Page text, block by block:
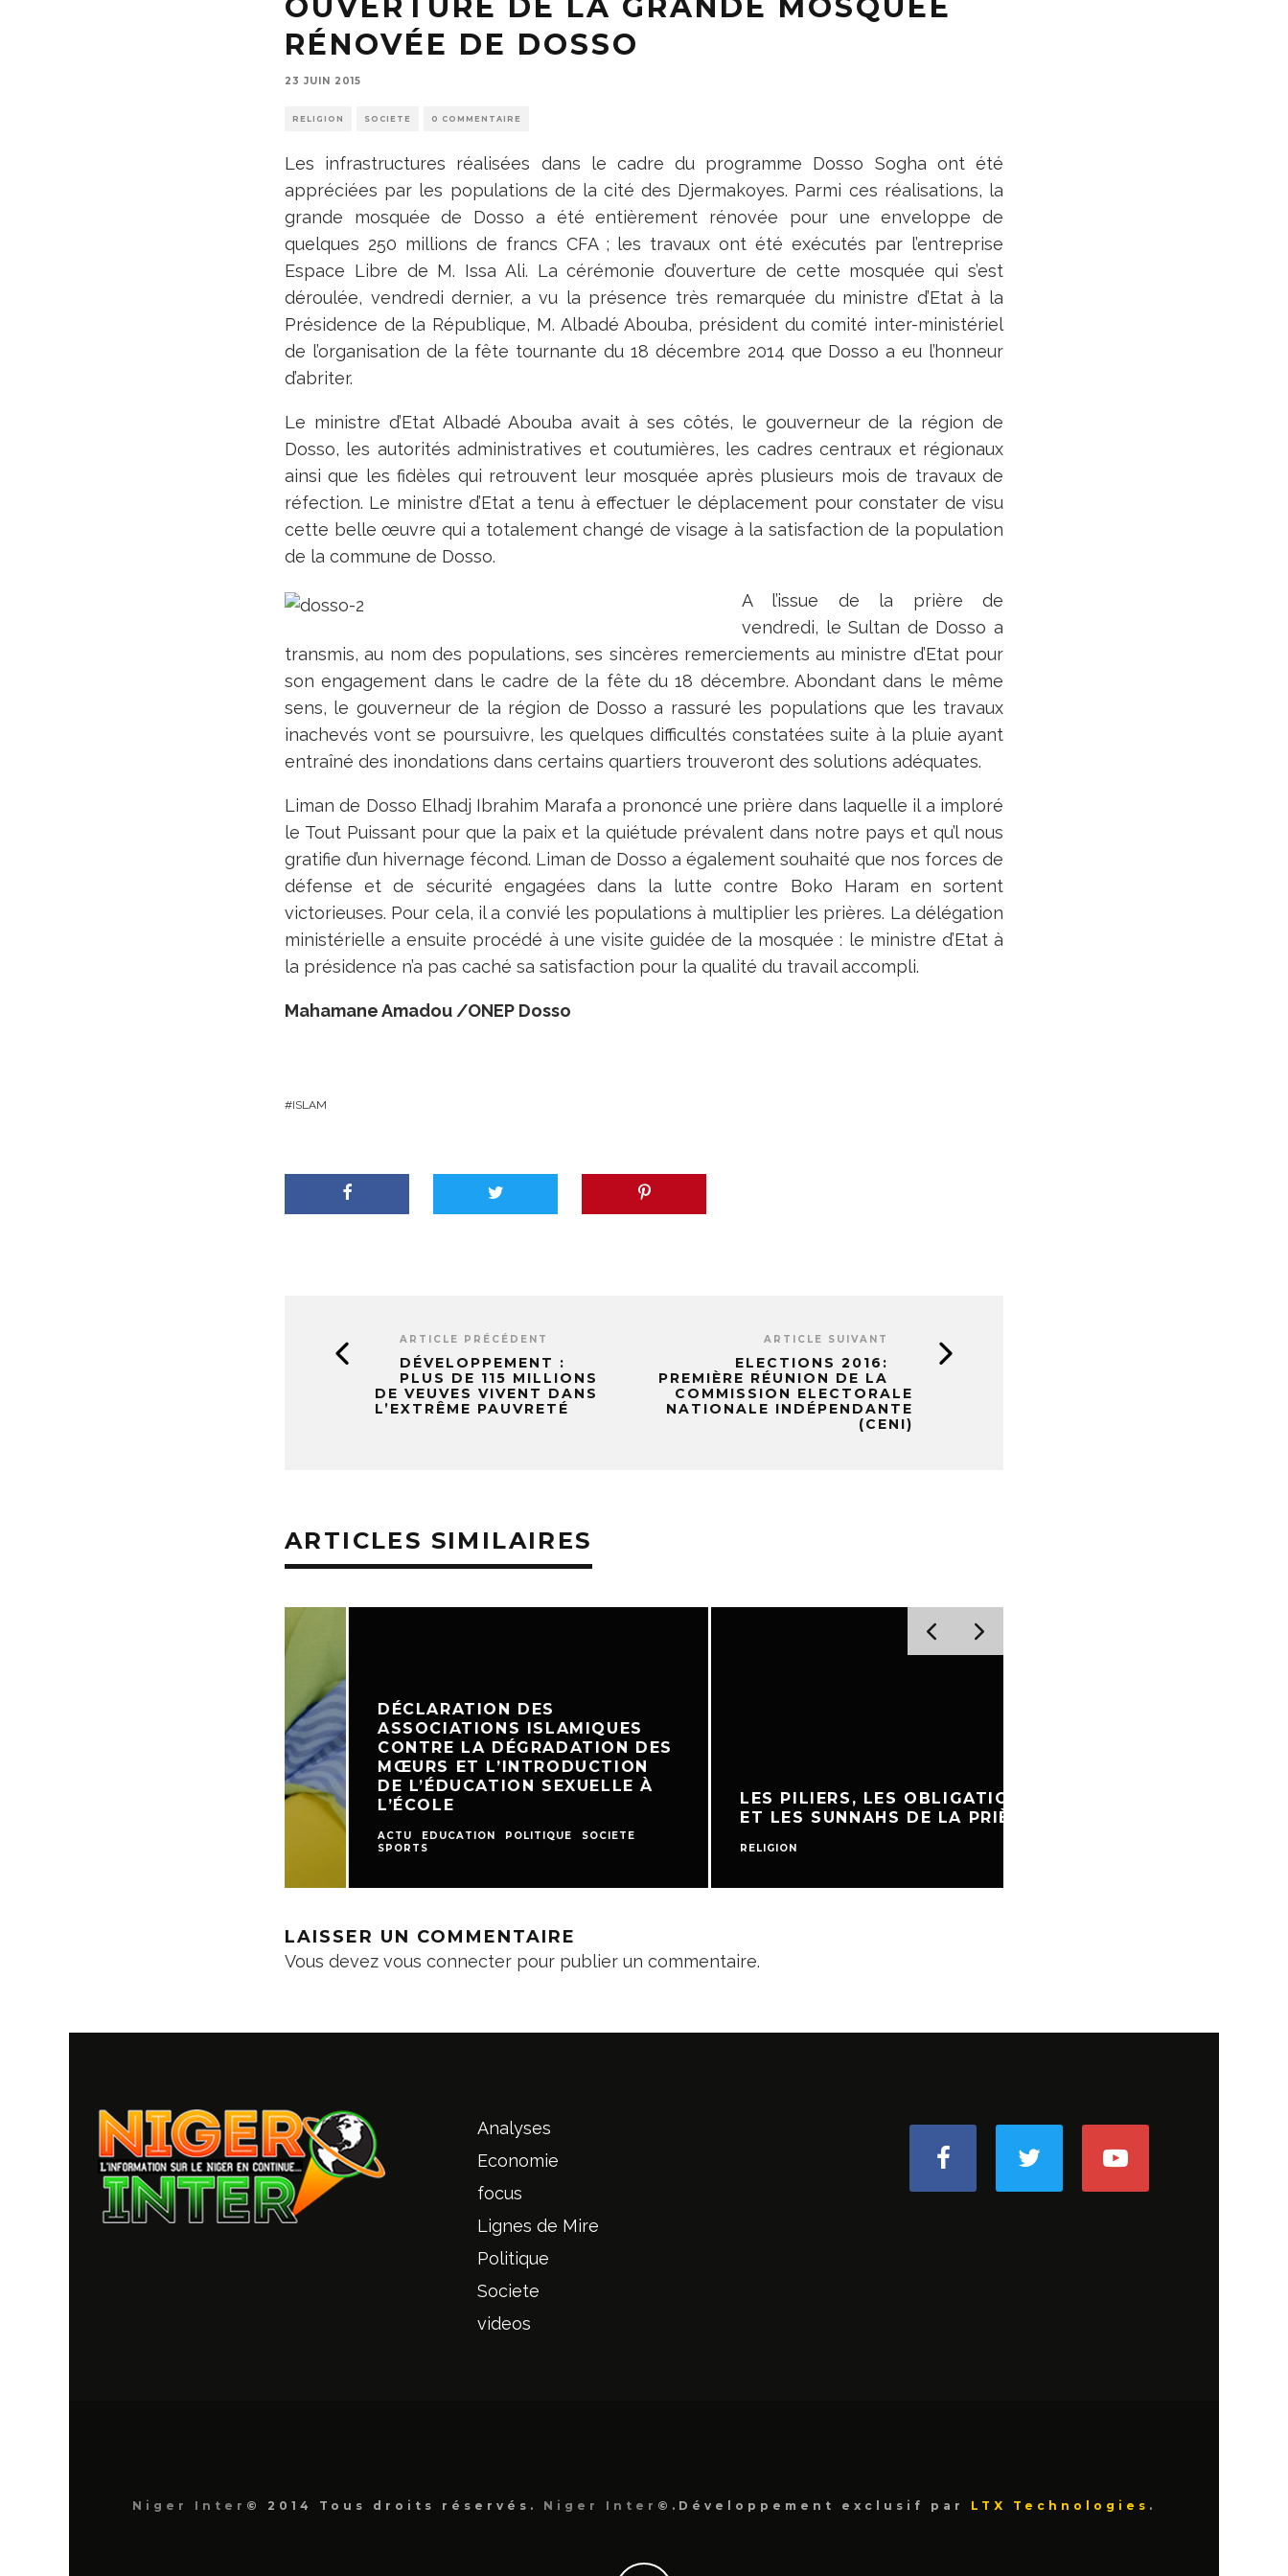
OUVERTURE DE LA GRANDE MOSQUÉE
RÉNOVÉE DE DOSSO
23 JUIN 2015
RELIGION SOCIETE 0 COMMENTAIRE
Les infrastructures réalisées dans le cadre du programme Dosso Sogha ont été
appréciées par les populations de la cité des Djermakoyes. Parmi ces réalisations, la
grande mosquée de Dosso a été entièrement rénovée pour une enveloppe de
quelques 250 millions de francs CFA ; les travaux ont été exécutés par l’entreprise
Espace Libre de M. Issa Ali. La cérémonie d’ouverture de cette mosquée qui s’est
déroulée, vendredi dernier, a vu la présence très remarquée du ministre d’Etat à la
Présidence de la République, M. Albadé Abouba, président du comité inter-ministériel
de l’organisation de la fête tournante du 18 décembre 2014 que Dosso a eu l’honneur
d’abriter.
Le ministre d’Etat Albadé Abouba avait à ses côtés, le gouverneur de la région de
Dosso, les autorités administratives et coutumières, les cadres centraux et régionaux
ainsi que les fidèles qui retrouvent leur mosquée après plusieurs mois de travaux de
réfection. Le ministre d’Etat a tenu à effectuer le déplacement pour constater de visu
cette belle œuvre qui a totalement changé de visage à la satisfaction de la population
de la commune de Dosso.
A l’issue de la prière de
vendredi, le Sultan de Dosso a
transmis, au nom des populations, ses sincères remerciements au ministre d’Etat pour
son engagement dans le cadre de la fête du 18 décembre. Abondant dans le même
sens, le gouverneur de la région de Dosso a rassuré les populations que les travaux
inachevés vont se poursuivre, les quelques difficultés constatées suite à la pluie ayant
entraîné des inondations dans certains quartiers trouveront des solutions adéquates.
Liman de Dosso Elhadj Ibrahim Marafa a prononcé une prière dans laquelle il a imploré
le Tout Puissant pour que la paix et la quiétude prévalent dans notre pays et qu’l nous
gratifie d’un hivernage fécond. Liman de Dosso a également souhaité que nos forces de
défense et de sécurité engagées dans la lutte contre Boko Haram en sortent
victorieuses. Pour cela, il a convié les populations à multiplier les prières. La délégation
ministérielle a ensuite procédé à une visite guidée de la mosquée : le ministre d’Etat à
la présidence n’a pas caché sa satisfaction pour la qualité du travail accompli.
Mahamane Amadou /ONEP Dosso
ISLAM
ARTICLE PRÉCÉDENT
DÉVELOPPEMENT :
PLUS DE 115 MILLIONS
DE VEUVES VIVENT DANS
L’EXTRÊME PAUVRETÉ
ARTICLE SUIVANT
ELECTIONS 2016:
PREMIÈRE RÉUNION DE LA
COMMISSION ELECTORALE
NATIONALE INDÉPENDANTE
(CENI)
ARTICLES SIMILAIRES
DÉCLARATION DES
ASSOCIATIONS ISLAMIQUES
CONTRE LA DÉGRADATION DES
MŒURS ET L’INTRODUCTION
DE L’ÉDUCATION SEXUELLE À
L’ÉCOLE
ACTU EDUCATION POLITIQUE
SOCIETE
LES PILIERS, LES OBLIGATIONS
ET LES SUNNAHS DE LA PRIÈRE
LAISSER UN COMMENTAIRE
Vous devez vous connecter pour publier un commentaire.
Analyses
Economie
focus
Lignes de Mire
Politique
Societe
videos
Niger Inter © 2014 Tous droits réservés. Niger Inter ©.Développement exclusif par LTX Technologies .